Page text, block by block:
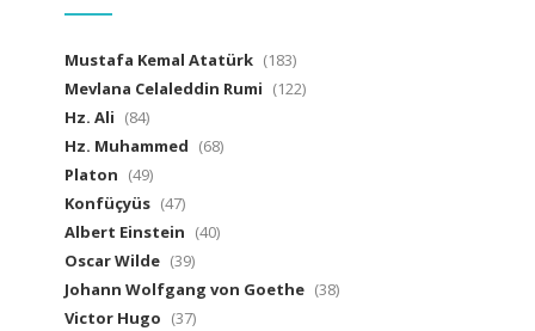
Mustafa Kemal Atatürk (183)
Mevlana Celaleddin Rumi (122)
Hz. Ali (84)
Hz. Muhammed (68)
Platon (49)
Konfüçyüs (47)
Albert Einstein (40)
Oscar Wilde (39)
Johann Wolfgang von Goethe (38)
Victor Hugo (37)